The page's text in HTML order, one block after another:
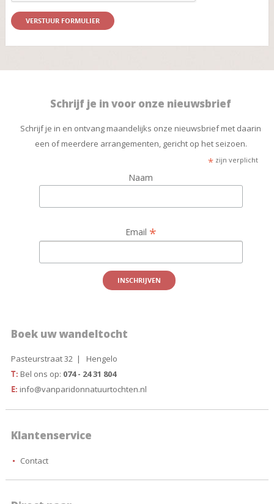
Schrijf je in voor onze nieuwsbrief
Schrijf je in en ontvang maandelijks onze nieuwsbrief met daarin
een of meerdere arrangementen, gericht op het seizoen.
* zijn verplicht
Naam
Email *
Boek uw wandeltocht
Pasteurstraat 32 | Hengelo
T: Bel ons op: 074 - 24 31 804
E: info@vanparidonnatuurtochten.nl
Klantenservice
Contact